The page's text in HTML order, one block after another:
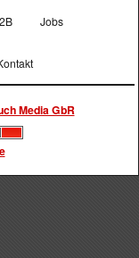
Jobs
Media GbR